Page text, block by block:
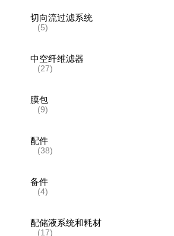
切向流过滤系统
(5)
中空纤维滤器
(27)
膜包
(9)
配件
(38)
备件
(4)
配储液系统和耗材
(17)